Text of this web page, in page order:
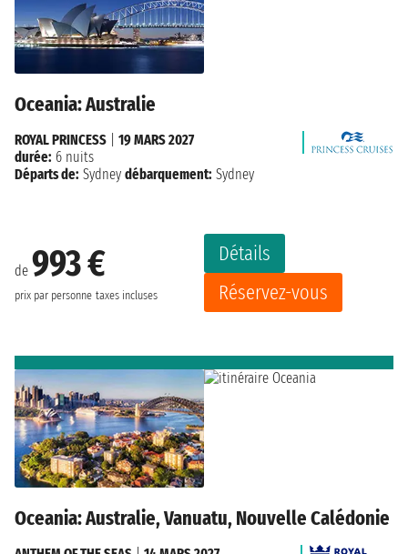
Oceania: Australie
de 993 €
prix par personne taxes incluses
Détails
Réservez-vous
ROYAL PRINCESS
19 MARS 2027
durée: 6 nuits
Départs de: Sydney débarquement: Sydney
Oceania: Australie, Vanuatu, Nouvelle Calédonie